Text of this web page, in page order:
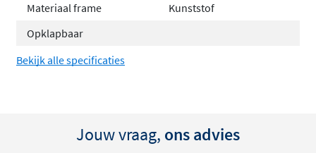
Materiaal frame
Kunststof
Opklapbaar
Bekijk alle specificaties
Jouw vraag, ons advies